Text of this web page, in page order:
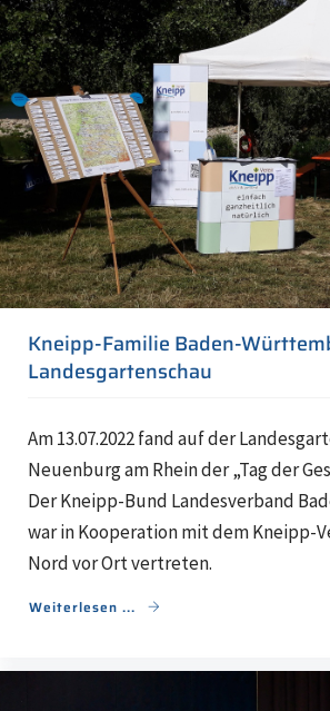
Kneipp-Familie Baden-
Landesgartenschau
Am 13.07.2022 fand auf der
Neuenburg am Rhein der „Tag der
Der Kneipp-Bund Landesverband
war in Kooperation mit dem Kneipp-
Nord vor Ort vertreten.
Weiterlesen ...